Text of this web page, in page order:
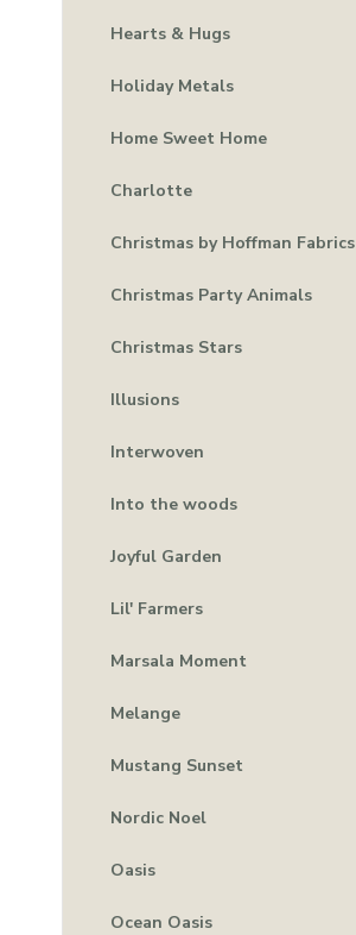
Hearts & Hugs
Holiday Metals
Home Sweet Home
Charlotte
Christmas by Hoffman Fabrics
Christmas Party Animals
Christmas Stars
Illusions
Interwoven
Into the woods
Joyful Garden
Lil' Farmers
Marsala Moment
Melange
Mustang Sunset
Nordic Noel
Oasis
Ocean Oasis